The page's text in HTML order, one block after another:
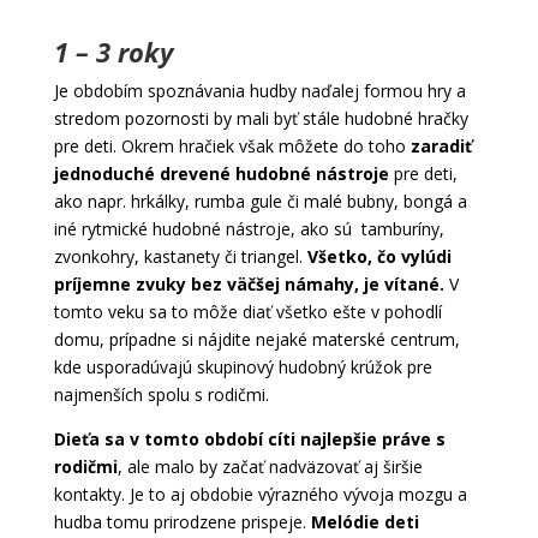
1 – 3 roky
Je obdobím spoznávania hudby naďalej formou hry a
stredom pozornosti by mali byť stále hudobné hračky
pre deti. Okrem hračiek však môžete do toho zaradiť
jednoduché drevené hudobné nástroje pre deti,
ako napr. hrkálky, rumba gule či malé bubny, bongá a
iné rytmické hudobné nástroje, ako sú tamburíny,
zvonkohry, kastanety či triangel. Všetko, čo vylúdi
príjemne zvuky bez väčšej námahy, je vítané. V
tomto veku sa to môže diať všetko ešte v pohodlí
domu, prípadne si nájdite nejaké materské centrum,
kde usporadúvajú skupinový hudobný krúžok pre
najmenších spolu s rodičmi.
Dieťa sa v tomto období cíti najlepšie práve s
rodičmi, ale malo by začať nadväzovať aj širšie
kontakty. Je to aj obdobie výrazného vývoja mozgu a
hudba tomu prirodzene prispeje. Melódie deti